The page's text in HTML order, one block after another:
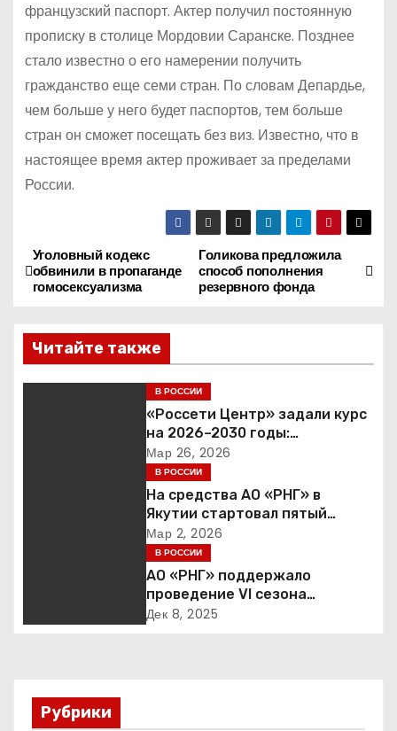
французский паспорт. Актер получил постоянную
прописку в столице Мордовии Саранске. Позднее
стало известно о его намерении получить
гражданство еще семи стран. По словам Депардье,
чем больше у него будет паспортов, тем больше
стран он сможет посещать без виз. Известно, что в
настоящее время актер проживает за пределами
России.
Н
а
в
и
Голикова предложила
способ пополнения
резервного фонда
Уголовный кодекс
обвинили в пропаганде
гомосексуализма
Читайте также
В РОССИИ
«Россети Центр» задали курс
на 2026–2030 годы:
инвестиции в надежность и
сбалансированная
финансовая политика
Мар 26, 2026
В РОССИИ
На средства АО «РНГ» в
Якутии стартовал пятый
юбилейный конкурс в сфере
образования
Мар 2, 2026
В РОССИИ
АО «РНГ» поддержало
проведение VI сезона
международной детско-
Дек 8, 2025
Рубрики